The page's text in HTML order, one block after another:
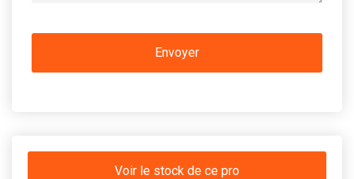
Voir le stock de ce pro